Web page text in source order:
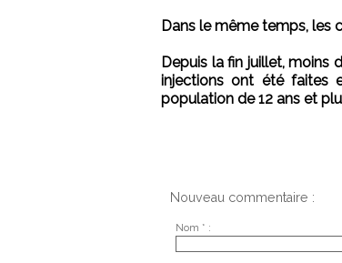
Dans le même temps, les
Depuis la fin juillet, moins
injections ont été faites
population de 12 ans et
Nouveau commentaire :
Nom * :